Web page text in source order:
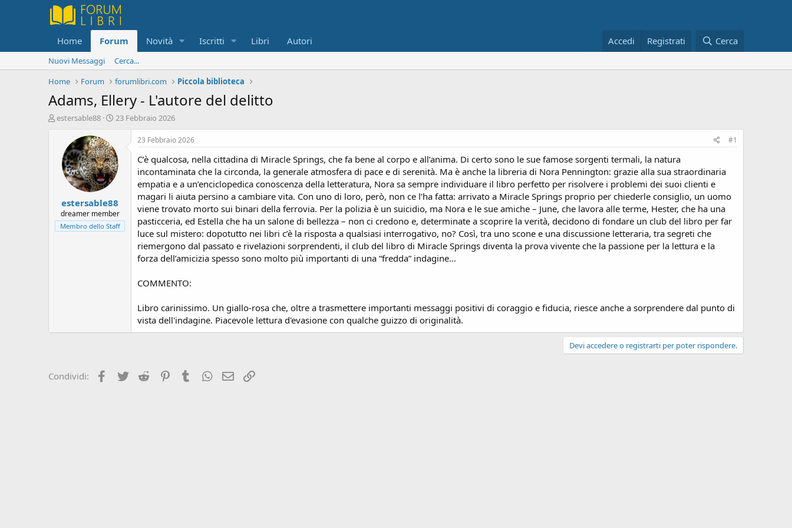
Home Forum Novità Iscritti Libri Autori Accedi Registrati Cerca
Nuovi Messaggi
Cerca...
Home
Forum forumlibri.com Piccola biblioteca
Adams, Ellery - L'autore del delitto
C
s
c
estersable88
D
a
d
i
i
z
i
o
23 Febbraio 2026
estersable88
dreamer member
Membro dello Staff
23 Febbraio 2026 #1
C’è qualcosa, nella cittadina di Miracle Springs, che fa bene al corpo e all’anima. Di certo sono le sue famose sorgenti termali, la natura
incontaminata che la circonda, la generale atmosfera di pace e di serenità. Ma è anche la libreria di Nora Pennington: grazie alla sua straordinaria
empatia e a un’enciclopedica conoscenza della letteratura, Nora sa sempre individuare il libro perfetto per risolvere i problemi dei suoi clienti e
magari li aiuta persino a cambiare vita. Con uno di loro, però, non ce l’ha fatta: arrivato a Miracle Springs proprio per chiederle consiglio, un uomo
viene trovato morto sui binari della ferrovia. Per la polizia è un suicidio, ma Nora e le sue amiche – June, che lavora alle terme, Hester, che ha una
pasticceria, ed Estella che ha un salone di bellezza – non ci credono e, determinate a scoprire la verità, decidono di fondare un club del libro per far
luce sul mistero: dopotutto nei libri c’è la risposta a qualsiasi interrogativo, no? Così, tra uno scone e una discussione letteraria, tra segreti che
riemergono dal passato e rivelazioni sorprendenti, il club del libro di Miracle Springs diventa la prova vivente che la passione per la lettura e la
forza dell’amicizia spesso sono molto più importanti di una “fredda” indagine…
COMMENTO:
Libro carinissimo. Un giallo-rosa che, oltre a trasmettere importanti messaggi positivi di coraggio e fiducia, riesce anche a sorprendere dal punto di
vista dell'indagine. Piacevole lettura d'evasione con qualche guizzo di originalità.
Devi accedere o registrarti per poter rispondere.
Condividi: Facebook
Twitter Reddit PinterestTumblr WhatsApp
e-mail